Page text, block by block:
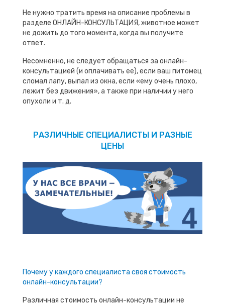
Не нужно тратить время на описание проблемы в
разделе ОНЛАЙН-КОНСУЛЬТАЦИЯ, животное может
не дожить до того момента, когда вы получите
ответ.
Несомненно, не следует обращаться за онлайн-
консультацией (и оплачивать ее), если ваш питомец
сломал лапу, выпал из окна, если «ему очень плохо,
лежит без движения», а также при наличии у него
опухоли и т. д.
РАЗЛИЧНЫЕ СПЕЦИАЛИСТЫ И РАЗНЫЕ
ЦЕНЫ
Почему у каждого специалиста своя стоимость
онлайн-консультации?
Различная стоимость онлайн-консультации не